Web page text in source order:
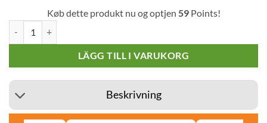
Køb dette produkt nu og optjen 59Points!
LÄGG TILL I VARUKORG
Beskrivning